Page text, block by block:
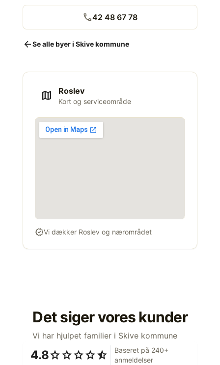
call42 48 67 78
arrow_backSe alle byer i Skive kommune
map Roslev
Kort og serviceområde
verifiedVi dækker Roslev og nærområdet
Det siger vores kunder
Vi har hjulpet familier i Skive kommune
4.8starstarstarstarstar_half
Baseret på 240+
anmeldelser